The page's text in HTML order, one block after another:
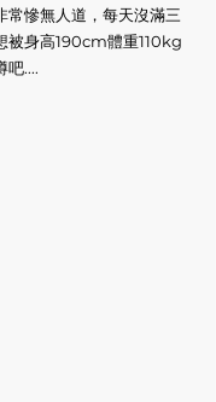
常慘無人道，每天沒滿三
被身高190cm體重110kg
吧....